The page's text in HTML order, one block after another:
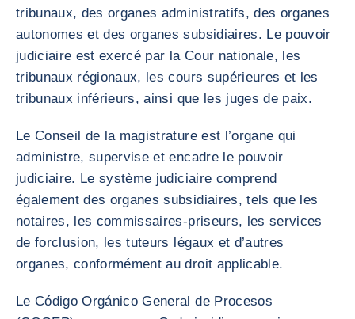
tribunaux, des organes administratifs, des organes
autonomes et des organes subsidiaires. Le pouvoir
judiciaire est exercé par la Cour nationale, les
tribunaux régionaux, les cours supérieures et les
tribunaux inférieurs, ainsi que les juges de paix.
Le Conseil de la magistrature est l’organe qui
administre, supervise et encadre le pouvoir
judiciaire. Le système judiciaire comprend
également des organes subsidiaires, tels que les
notaires, les commissaires-priseurs, les services
de forclusion, les tuteurs légaux et d’autres
organes, conformément au droit applicable.
Le Código Orgánico General de Procesos